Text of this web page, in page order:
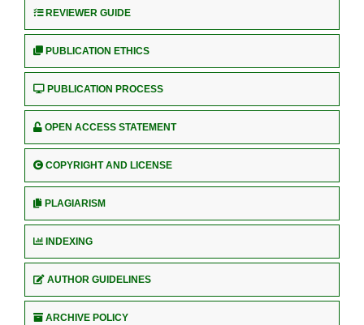
REVIEWER GUIDE
PUBLICATION ETHICS
PUBLICATION PROCESS
OPEN ACCESS STATEMENT
COPYRIGHT AND LICENSE
PLAGIARISM
INDEXING
AUTHOR GUIDELINES
ARCHIVE POLICY